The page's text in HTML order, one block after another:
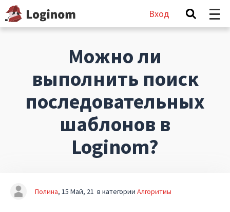
Вход
Можно ли
выполнить поиск
последовательных
шаблонов в
Loginom?
Полина 15 Май, 21 в категории Алгоритмы